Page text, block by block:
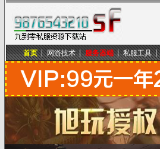
九到零私服资源下载站
首页 网游技术 服务器端 私服工具